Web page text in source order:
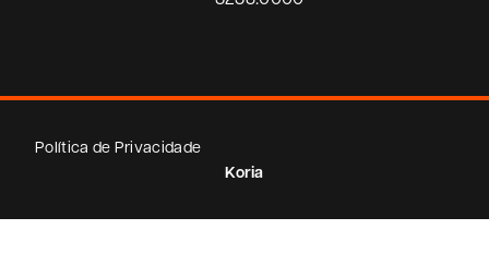
Política de Privacidade
Koria